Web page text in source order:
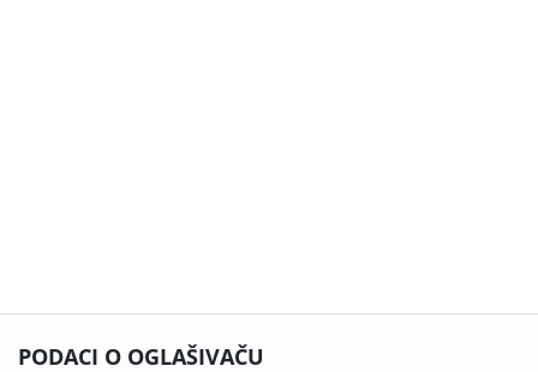
PODACI O OGLAŠIVAČU